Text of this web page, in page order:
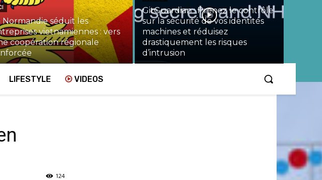
Normandie séduit les
vietnamiennes : vers
coopération régionale
GitGuardian : Prenez le contrôle
sur la sécurité de vos identités
machines et réduisez
drastiquement les risques
d’intrusion
LIFESTYLE VIDEOS
124